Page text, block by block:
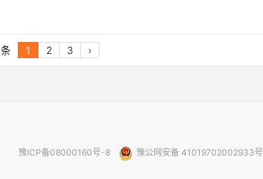
条 1 2 3 ›
豫ICP备08000160号-8 豫公网安备 41019702002933号